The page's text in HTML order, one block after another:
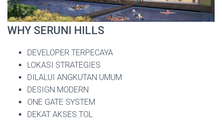
WHY SERUNI HILLS
DEVELOPER TERPECAYA
LOKASI STRATEGIES
DILALUI ANGKUTAN UMUM
DESIGN MODERN
ONE GATE SYSTEM
DEKAT AKSES TOL